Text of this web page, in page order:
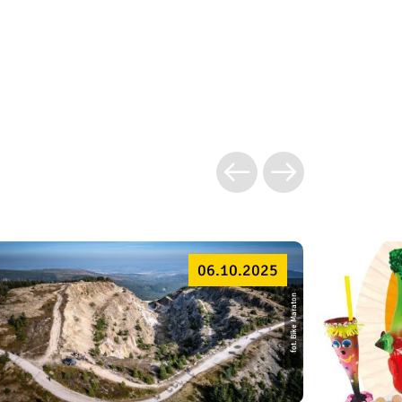
fot. Bike Maraton
06.10.2025